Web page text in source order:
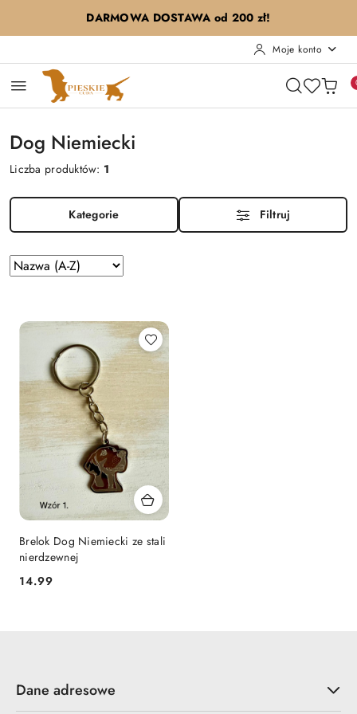
Przejdź do treści głównej
Przejdź do wyszukiwarki
Przejdź do moje konto
Przejdź do menu głównego
Przejdź do stopkiDARMOWA DOSTAWA od 200 zł!
Moje konto
Dog Niemiecki
Liczba produktów: 1
Kategorie Filtruj
Zastosowano
sortowanie:
(A-
Sortuj
według
Brelok Dog Niemiecki ze stali
nierdzewnej
Cena:
14.99
Dane adresowe